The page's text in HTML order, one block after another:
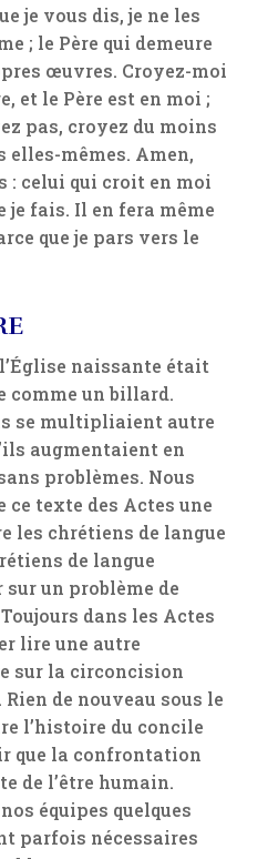
je vous dis, je ne les
; le Père qui demeure
œuvres. Croyez-moi
et le Père est en moi ;
pas, croyez du moins
elles-mêmes. Amen,
: celui qui croit en moi
je fais. Il en fera même
que je pars vers le
naissante était
comme un billard.
se multipliaient autre
augmentaient en
problèmes. Nous
ce texte des Actes une
les chrétiens de langue
de langue
sur un problème de
dans les Actes
lire une autre
sur la circoncision
Rien de nouveau sous le
l’histoire du concile
que la confrontation
de l’être humain.
équipes quelques
parfois nécessaires